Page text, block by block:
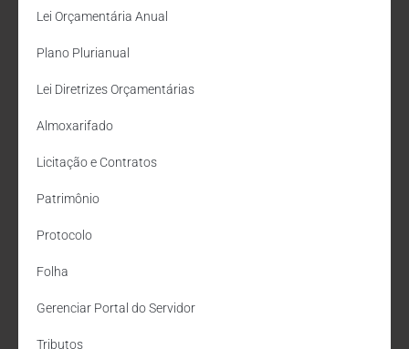
Lei Orçamentária Anual
Plano Plurianual
Lei Diretrizes Orçamentárias
Almoxarifado
Licitação e Contratos
Patrimônio
Protocolo
Folha
Gerenciar Portal do Servidor
Tributos